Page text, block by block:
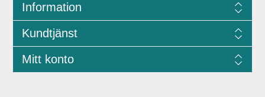
Information
Kundtjänst
Mitt konto